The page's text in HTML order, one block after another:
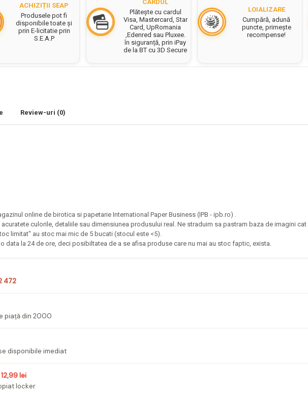
ACHIZIȚII SEAP
Produsele pot fi
disponibile toate și
prin E-licitatie prin
S.E.A.P
CARDUL
Plătește cu cardul
Visa, Mastercard, Star
Card, UpRomania
,Edenred sau Pluxee.
în siguranță, prin iPay
de la BT cu 3D Secure
LOIALIZARE
Cumpără, adună
puncte, primește
recompense!
Review-uri (0)
online de birotica si papetarie International Paper Business (IPB - ipb.ro) .
culorile, detaliile sau dimensiunea produsului real. Ne straduim sa pastram baza de imagini
limitat" au stoc mai mic de 5 bucati (stocul este <5).
la 24 de ore, deci posibiltatea de a se afisa produse care nu mai au stoc faptic, exista.
472
piață din 2000
disponibile imediat
12,99 lei
locker